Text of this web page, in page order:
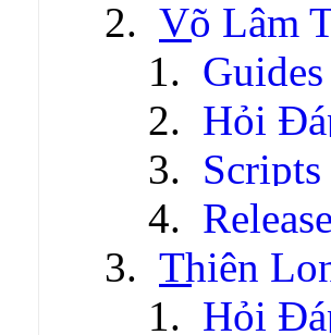
Võ Lâm
Hỏi
Scripts
Thiên
Hỏi